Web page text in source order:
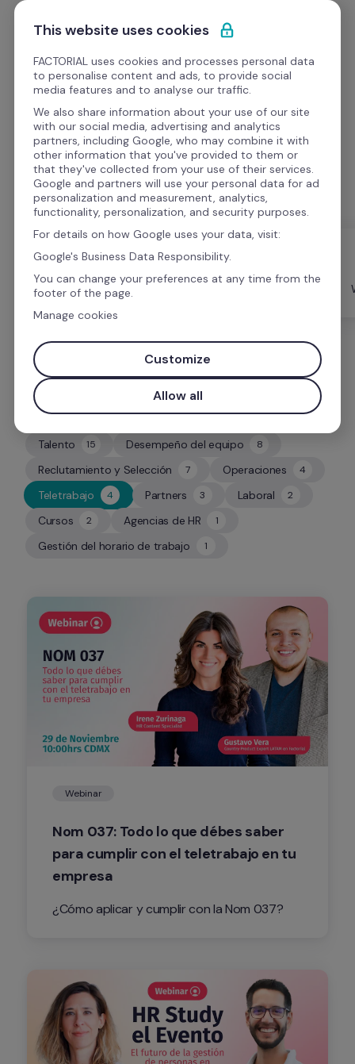
Ir al contenido
Solicitar demo
Webinars
Mira los webinars sobre temas que van desde
consejos de RR.HH. hasta estudios de casos.
Todo
Talento 15
15 Desempeño del equipo 8
8
Reclutamiento y Selección 7
7 Operaciones 4
4
Teletrabajo 4
4 Partners 3
3 Laboral 2
Cursos 2 Agencias de HR 1
1
Gestión del horario de trabajo 1
1
Webinar
Nom 037: Todo lo que débes saber
para cumplir con el teletrabajo en tu
empresa
This website uses cookies
FACTORIAL uses cookies and processes personal data
to personalise content and ads, to provide social
media features and to analyse our traffic.
We also share information about your use of our site
with our social media, advertising and analytics
partners, including Google, who may combine it with
other information that you've provided to them or
that they've collected from your use of their services.
Google and partners will use your personal data for ad
personalization and measurement, analytics,
functionality, personalization, and security purposes.
For details on how Google uses your data, visit:
Google's Business Data Responsibility.
You can change your preferences at any time from the
footer of the page.
Manage cookies
Customize
Allow all